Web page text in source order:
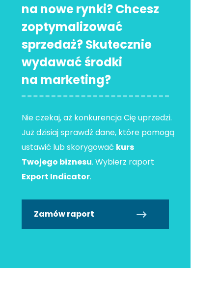
na nowe rynki? Chcesz
zoptymalizować
sprzedaż? Skutecznie
wydawać środki
na marketing?
Nie czekaj, aż konkurencja Cię uprzedzi.
Już dzisiaj sprawdź dane, które pomogą
ustawić lub skorygować kurs
Twojego biznesu. Wybierz raport
Export Indicator.
Zamów raport